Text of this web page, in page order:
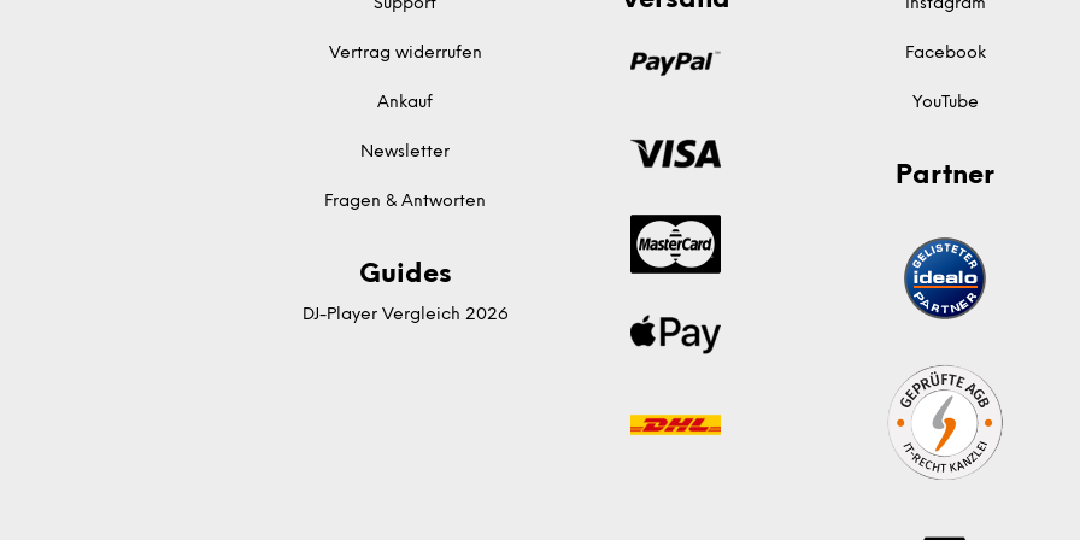
Support
Vertrag widerrufen
Ankauf
Newsletter
Fragen & Antworten
Guides
DJ-Player Vergleich 2026
Instagram
Facebook
YouTube
Partner